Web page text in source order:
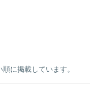
に掲載しています。